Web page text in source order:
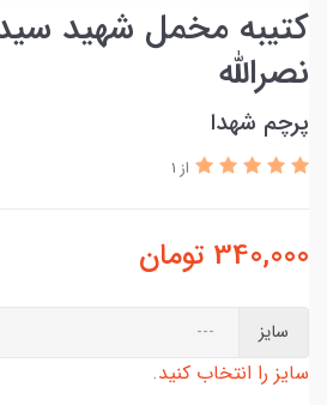
کتیبه مخمل شهید
نصرالله
پرچم شهدا
از 1
340,000 تومان
سایز
سایز را انتخاب کنید.